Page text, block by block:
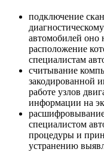
подключение
автомобилей оно
расположение
специалистам
считывание
закодированной
работе узлов
информации на
специалистом
процедуры и
устранению